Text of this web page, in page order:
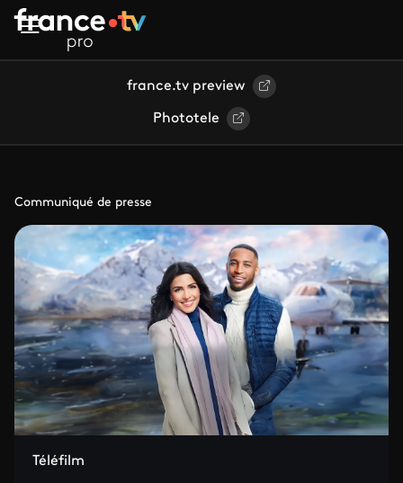
Aller au contenu principal
france.tv preview
Phototele
Communiqué de presse
Téléfilm